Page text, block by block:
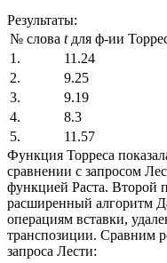
Результаты:
№ слова tдля ф-ии
1.
11.24
2.
9.25
3.
9.19
4.
8.3
5.
11.57
Функция Торреса
сравнении с запросом
функцией Раста. Второй
расширенный алгоритм
операциям вставки,
транспозиции. Сравним
запроса Лести: